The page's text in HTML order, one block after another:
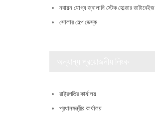
নবায়ন যোগ্য জ্বালানি স্টেক হোল্ডার ডাটাবেইজ
সোলার হেল্প ডেস্ক
রাষ্ট্রপতির কার্যালয়
প্রধানমন্ত্রীর কার্যালয়